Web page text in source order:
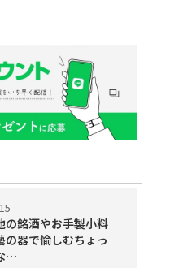
の銘酒やお手製小料
の器で愉しむちょっ
…